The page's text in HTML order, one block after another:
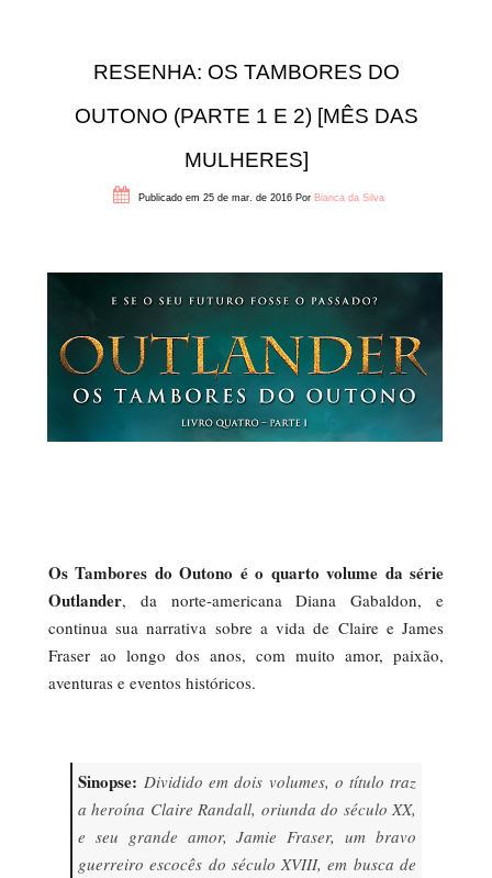
RESENHA: OS TAMBORES DO
OUTONO (PARTE 1 E 2) [MÊS DAS
MULHERES]
Publicado em 25 de mar. de 2016 Por Bianca da Silva
Os Tambores do Outono é o quarto volume da série
Outlander, da norte-americana Diana Gabaldon, e
continua sua narrativa sobre a vida de Claire e James
Fraser ao longo dos anos, com muito amor, paixão,
aventuras e eventos históricos.
Sinopse: Dividido em dois volumes, o título traz
a heroína Claire Randall, oriunda do século XX,
e seu grande amor, Jamie Fraser, um bravo
guerreiro escocês do século XVIII, em busca de